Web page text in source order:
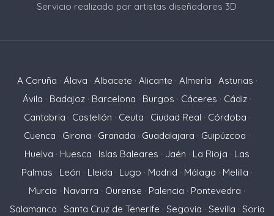
Servicio realizado por artistas diseñadores 3D
A Coruña · Álava · Albacete · Alicante · Almería · Asturias ·
Ávila · Badajoz · Barcelona · Burgos · Cáceres · Cádiz ·
Cantabria · Castellón · Ceuta · Ciudad Real · Córdoba ·
Cuenca · Girona · Granada · Guadalajara · Guipúzcoa ·
Huelva · Huesca · Islas Baleares · Jaén · La Rioja · Las
Palmas · León · Lleida · Lugo · Madrid · Málaga · Melilla ·
Murcia · Navarra · Ourense · Palencia · Pontevedra ·
Salamanca · Santa Cruz de Tenerife · Segovia · Sevilla · Soria